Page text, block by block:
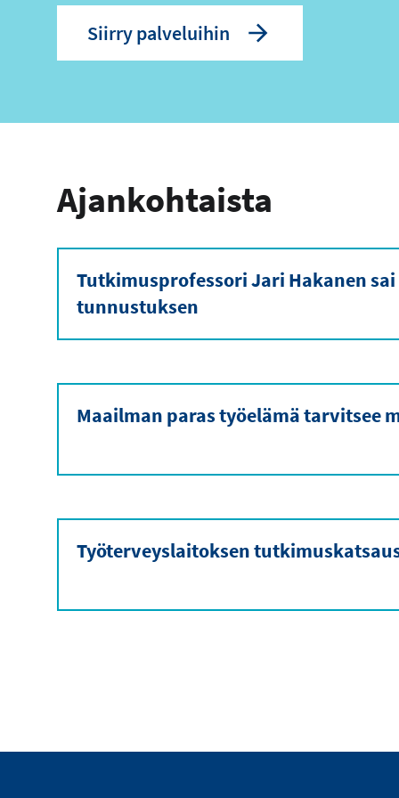
Siirry palveluihin
Ajankohtaista
Tutkimusprofessori Jari Hakanen
tunnustuksen
Maailman paras työelämä tarvitsee
Työterveyslaitoksen